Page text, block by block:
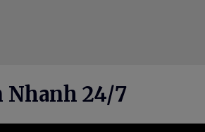
Nhanh 24/7